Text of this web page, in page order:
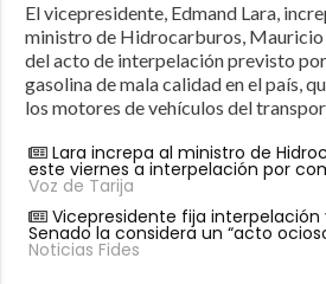
El vicepresidente, Edmand Lara,
ministro de Hidrocarburos, Mauricio
del acto de interpelación previsto
gasolina de mala calidad en el país,
los motores de vehículos del
Lara increpa al ministro de
este viernes a interpelación por
Voz de Tarija
Vicepresidente fija interpelación
Senado la considera un “acto
Noticias Fides